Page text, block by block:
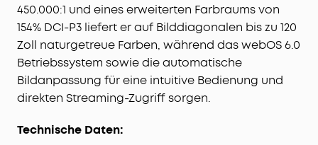
450.000:1 und eines erweiterten Farbraums von
154% DCI-P3 liefert er auf Bilddiagonalen bis zu 120
Zoll naturgetreue Farben, während das webOS 6.0
Betriebssystem sowie die automatische
Bildanpassung für eine intuitive Bedienung und
direkten Streaming-Zugriff sorgen.
Technische Daten: